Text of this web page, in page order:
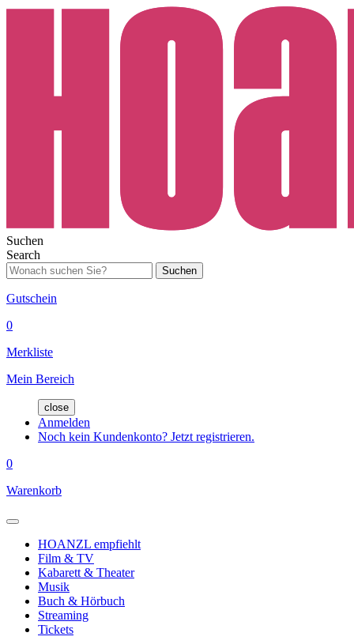
Suchen
Search
Suchen
Gutschein
0
Merkliste
Mein Bereich
close
Anmelden
Noch kein Kundenkonto? Jetzt registrieren.
0
Warenkorb
HOANZL empfiehlt
Film & TV
Kabarett & Theater
Musik
Buch & Hörbuch
Streaming
Tickets